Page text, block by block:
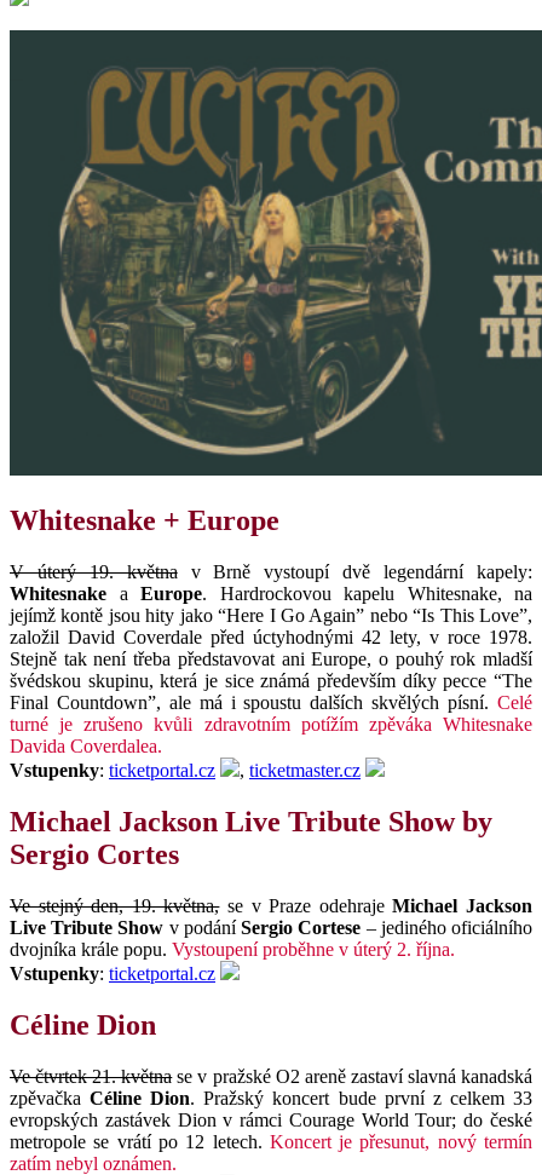
Whitesnake + Europe
V úterý 19. květnav Brně vystoupí dvě legendární kapely:
Whitesnake a Europe. Hardrockovou kapelu Whitesnake, na
jejímž kontě jsou hity jako “Here I Go Again” nebo “Is This Love”,
založil David Coverdale před úctyhodnými 42 lety, v roce 1978.
Stejně tak není třeba představovat ani Europe, o pouhý rok mladší
švédskou skupinu, která je sice známá především díky pecce “The
Final Countdown”, ale má i spoustu dalších skvělých písní. Celé
turné je zrušeno kvůli zdravotním potížím zpěváka Whitesnake
Davida Coverdalea.
Vstupenky: ticketportal.cz , ticketmaster.cz
Michael Jackson Live Tribute Show by
Sergio Cortes
Ve stejný den, 19. května,se v Praze odehrajeMichael Jackson
Live Tribute Show v podáníSergio Cortese – jediného oficiálního
dvojníka krále popu. Vystoupení proběhne v úterý 2. října.
Vstupenky: ticketportal.cz
Céline Dion
Ve čtvrtek 21. květnase v pražské O2 areně zastaví slavná kanadská
zpěvačkaCéline Dion. Pražský koncert bude první z celkem 33
evropských zastávek Dion v rámci Courage World Tour; do české
metropole se vrátí po 12 letech. Koncert je přesunut, nový termín
zatím nebyl oznámen.